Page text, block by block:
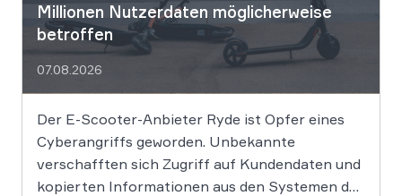
Millionen Nutzerdaten möglicherweise
betroffen
07.08.2026
Der E-Scooter-Anbieter Ryde ist Opfer eines
Cyberangriffs geworden. Unbekannte
verschafften sich Zugriff auf Kundendaten und
kopierten Informationen aus den Systemen des